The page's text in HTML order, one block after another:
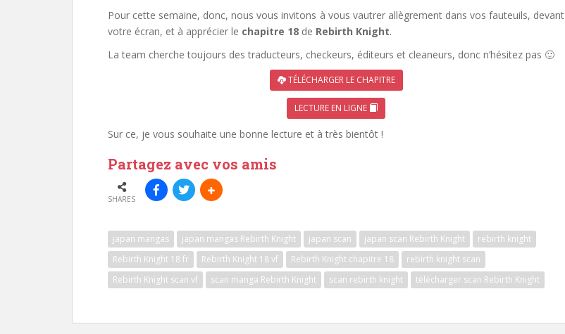
Pour cette semaine, donc, nous vous invitons à vous vautrer allègrement dans vos fauteuils, devant
votre écran, et à apprécier le chapitre 18 de Rebirth Knight.
La team cherche toujours des traducteurs, checkeurs, éditeurs et cleaneurs, donc n’hésitez pas 🙂
TÉLÉCHARGER LE CHAPITRE
LECTURE EN LIGNE
Sur ce, je vous souhaite une bonne lecture et à très bientôt !
Partagez avec vos amis
SHARES
japan mangas japan mangas Rebirth Knight japan scan japan scan Rebirth Knight
rebirth knight
Rebirth Knight 18 fr
Rebirth Knight 18 vf Rebirth Knight chapitre 18
rebirth knight scan
Rebirth Knight scan vf
scan manga Rebirth Knight scan rebirth knight télécharger scan Rebirth Knight